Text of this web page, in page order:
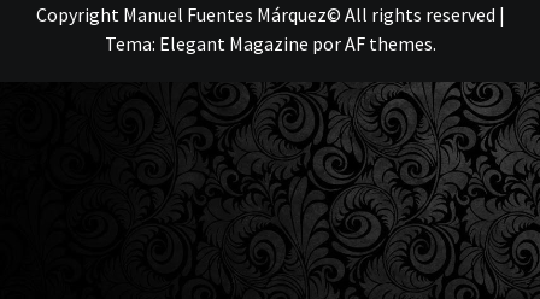
Copyright Manuel Fuentes Márquez© All rights reserved |
Tema: Elegant Magazine porAF themes.